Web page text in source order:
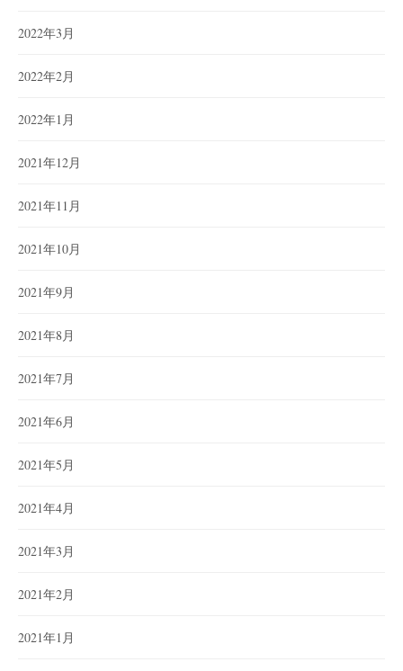
2022年3月
2022年2月
2022年1月
2021年12月
2021年11月
2021年10月
2021年9月
2021年8月
2021年7月
2021年6月
2021年5月
2021年4月
2021年3月
2021年2月
2021年1月